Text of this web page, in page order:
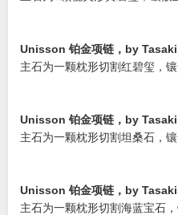
Unisson 铂金项链，by Tasaki
主石为一颗枕形切割红碧玺，
Unisson 铂金项链，by Tasaki
主石为一颗枕形切割坦桑石，
Unisson 铂金项链，by Tasaki
主石为一颗枕形切割海蓝宝石